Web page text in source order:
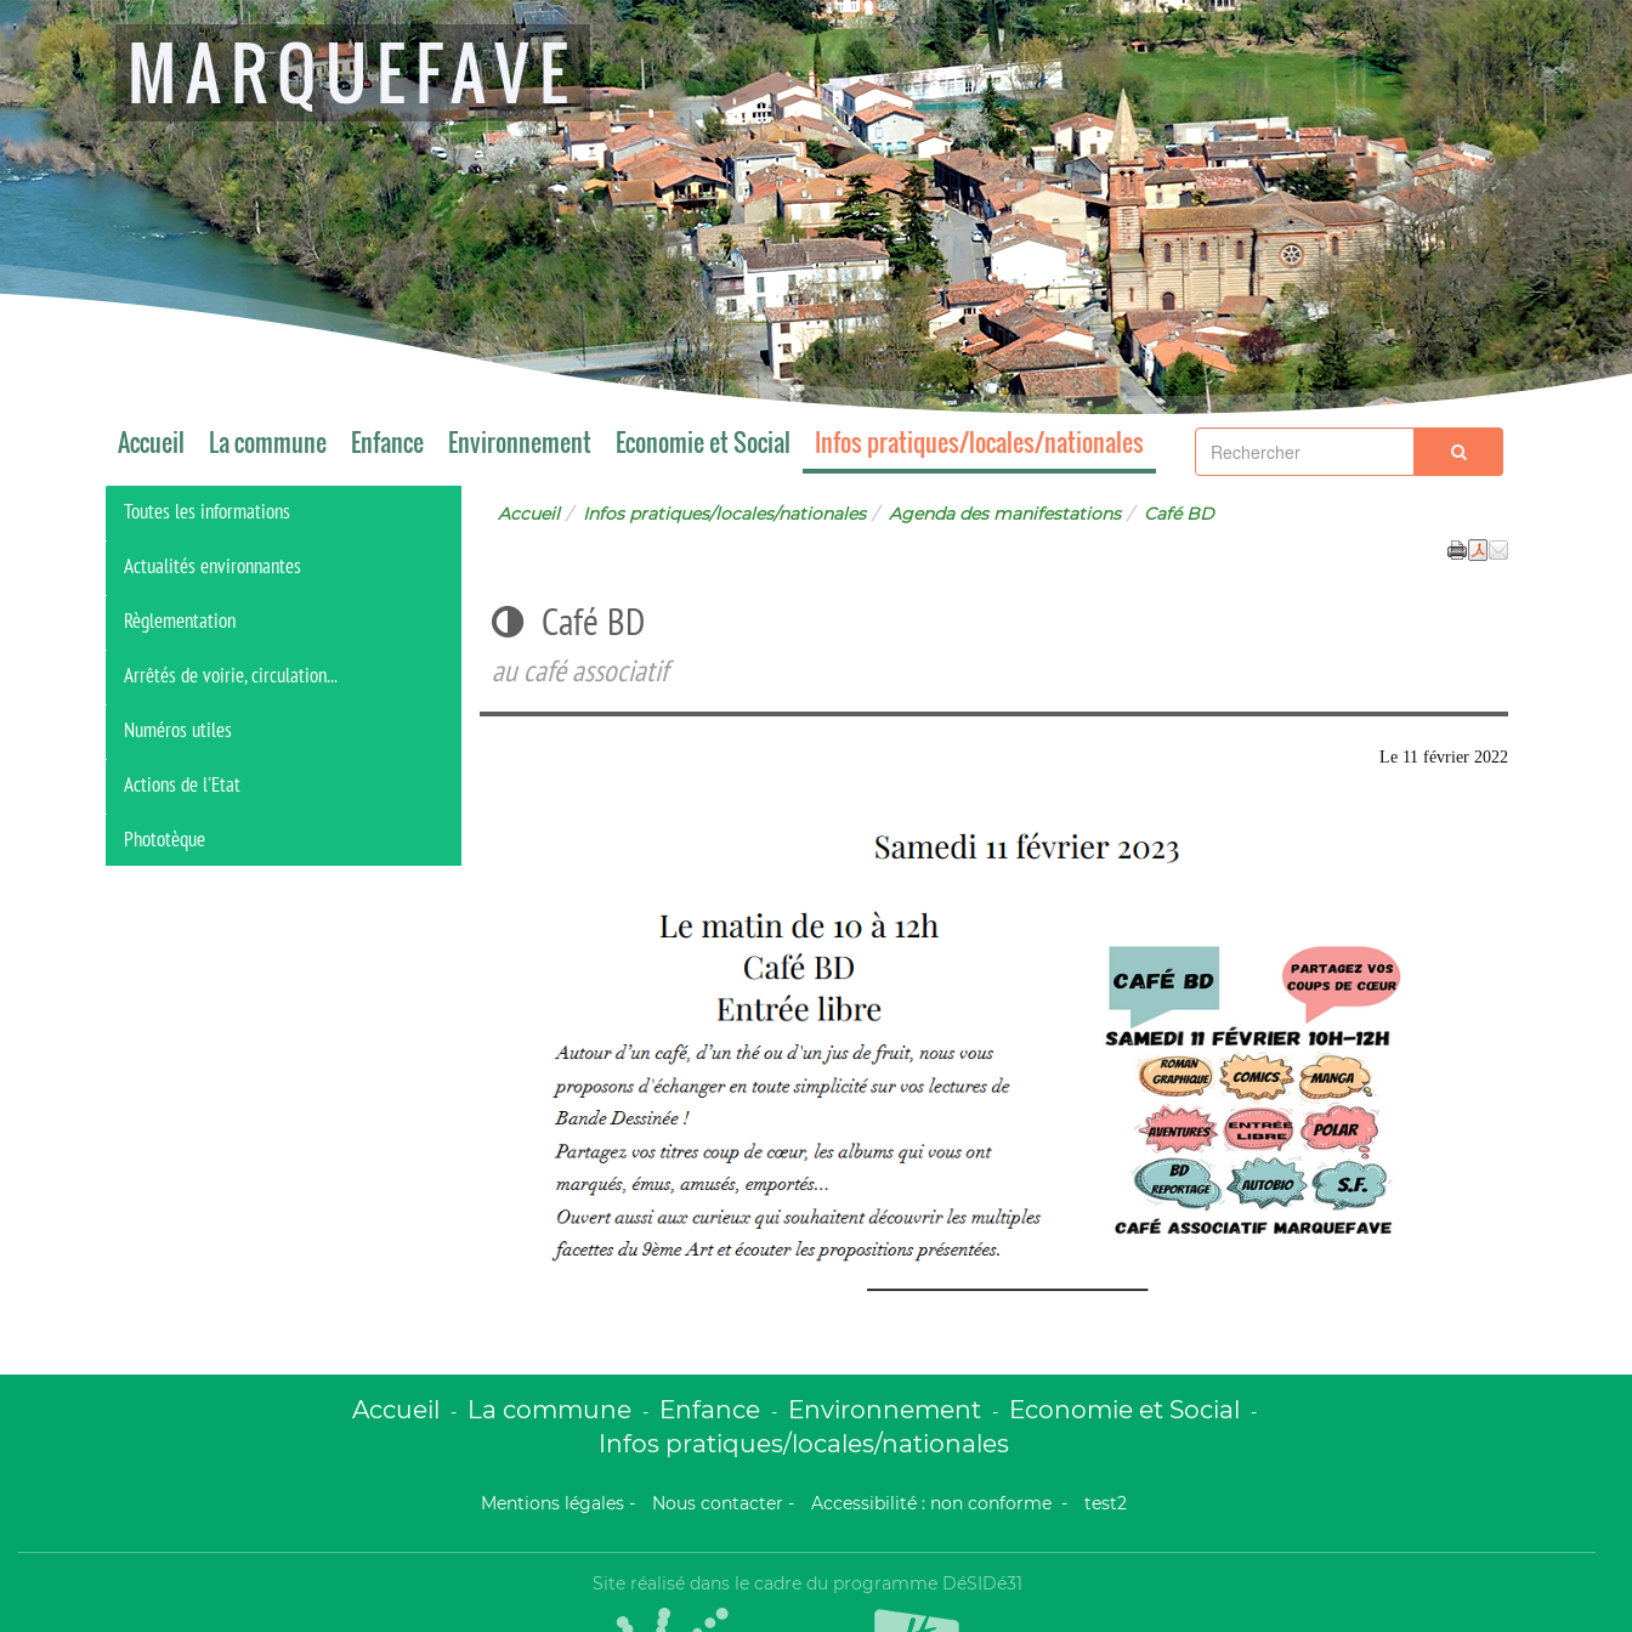
MARQUEFAVE
Accueil La commune Enfance Environnement Economie et Social Infos pratiques/locales/nationales
Accueil Infos pratiques/locales/nationales Agenda des manifestations Café BD
Café BD
au café associatif
Le 11 février 2022
Toutes les informations
Actualités environnantes
Règlementation
Arrêtés de voirie, circulation...
Numéros utiles
Actions de l'Etat
Phototèque
Accueil - La commune - Enfance - Environnement - Economie et Social -
Infos pratiques/locales/nationales
Mentions légales - Nous contacter - Accessibilité : non conforme - test2
Site réalisé dans le cadre du programme DéSIDé31